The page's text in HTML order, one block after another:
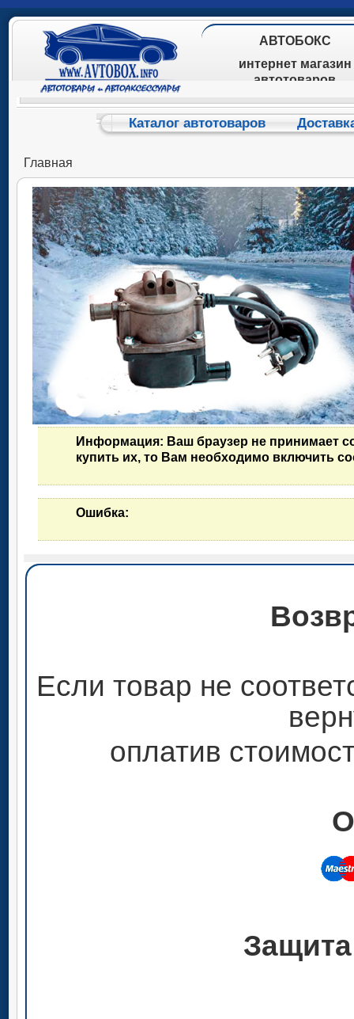
АВТОБОКС
интернет магазин
автотоваров
Каталог автотоваров
Главная
Информация: Ваш браузер не принимает
купить их, то Вам необходимо включить
Ошибка:
Если товар не
оплатив